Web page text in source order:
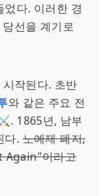
다. 이러한 경
선을 계기로
작된다. 초반
와 같은 주요 전
1865년, 남부
다.노예제 폐지,
Again"이라고